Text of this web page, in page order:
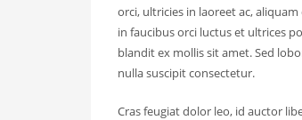
orci, ultricies in laoreet ac,
in faucibus orci luctus et ultrices
blandit ex mollis sit amet. Sed
nulla suscipit consectetur.
Cras feugiat dolor leo, id auctor